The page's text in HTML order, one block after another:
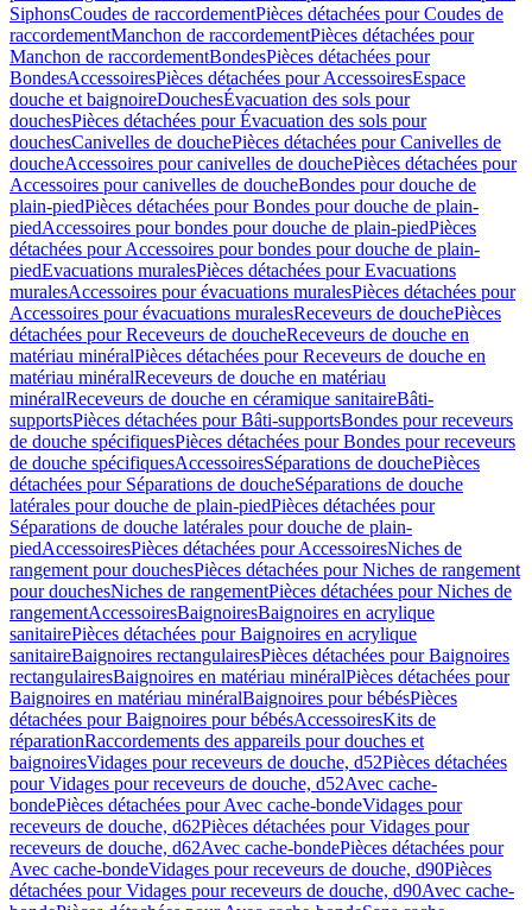
SiphonsCoudes de raccordementPièces détachées pour Coudes de
raccordementManchon de raccordementPièces détachées pour
Manchon de raccordementBondesPièces détachées pour
BondesAccessoiresPièces détachées pour AccessoiresEspace
douche et baignoireDouchesÉvacuation des sols pour
douchesPièces détachées pour Évacuation des sols pour
douchesCanivelles de douchePièces détachées pour Canivelles de
doucheAccessoires pour canivelles de douchePièces détachées pour
Accessoires pour canivelles de doucheBondes pour douche de
plain-piedPièces détachées pour Bondes pour douche de plain-
piedAccessoires pour bondes pour douche de plain-piedPièces
détachées pour Accessoires pour bondes pour douche de plain-
piedEvacuations muralesPièces détachées pour Evacuations
muralesAccessoires pour évacuations muralesPièces détachées pour
Accessoires pour évacuations muralesReceveurs de douchePièces
détachées pour Receveurs de doucheReceveurs de douche en
matériau minéralPièces détachées pour Receveurs de douche en
matériau minéralReceveurs de douche en matériau
minéralReceveurs de douche en céramique sanitaireBâti-
supportsPièces détachées pour Bâti-supportsBondes pour receveurs
de douche spécifiquesPièces détachées pour Bondes pour receveurs
de douche spécifiquesAccessoiresSéparations de douchePièces
détachées pour Séparations de doucheSéparations de douche
latérales pour douche de plain-piedPièces détachées pour
Séparations de douche latérales pour douche de plain-
piedAccessoiresPièces détachées pour AccessoiresNiches de
rangement pour douchesPièces détachées pour Niches de rangement
pour douchesNiches de rangementPièces détachées pour Niches de
rangementAccessoiresBaignoiresBaignoires en acrylique
sanitairePièces détachées pour Baignoires en acrylique
sanitaireBaignoires rectangulairesPièces détachées pour Baignoires
rectangulairesBaignoires en matériau minéralPièces détachées pour
Baignoires en matériau minéralBaignoires pour bébésPièces
détachées pour Baignoires pour bébésAccessoiresKits de
réparationRaccordements des appareils pour douches et
baignoiresVidages pour receveurs de douche, d52Pièces détachées
pour Vidages pour receveurs de douche, d52Avec cache-
bondePièces détachées pour Avec cache-bondeVidages pour
receveurs de douche, d62Pièces détachées pour Vidages pour
receveurs de douche, d62Avec cache-bondePièces détachées pour
Avec cache-bondeVidages pour receveurs de douche, d90Pièces
détachées pour Vidages pour receveurs de douche, d90Avec cache-